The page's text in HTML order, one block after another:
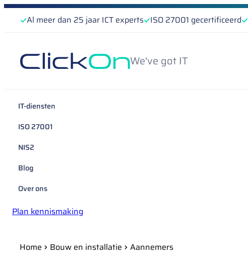
Al meer dan 25 jaar ICT experts ISO 27001 gecertificeerd
We've got IT
IT-diensten
ISO 27001
NIS2
Blog
Over ons
Plan kennismaking
Home Bouw en installatie Aannemers